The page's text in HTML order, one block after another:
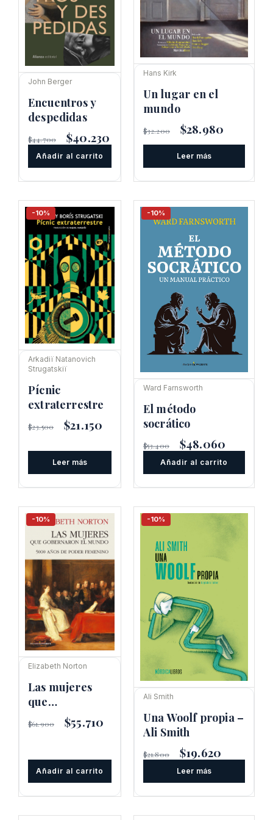
Encuentros y
despedidas
John Berger
$44.700
El
precio
original
era:
$44.700.
$40.230
precio
es:
$40.230.
Añadir al carrito
Un lugar en el
mundo
Hans Kirk
$32.200
El
precio
era:
$32.200.
$28.980
$28.980.
Leer más
-10%
Pícnic
extraterrestre
Arkadiï Natanovich
Strugatskiï
$23.500
El
precio
$23.500.
$21.150
Leer más
-10%
El método
socrático
Ward Farnsworth
$53.400
El
precio
original
era:
$53.400.
$48.060
precio
actual
es:
$48.060.
Añadir al carrito
-10%
Las mujeres
que
gobernaron el
mundo
Elizabeth Norton
$61.900
El
precio
$55.710
Añadir al carrito
-10%
Una Woolf propia –
Ali Smith
Ali Smith
$21.800
El
precio
original
era:
$21.800.
$19.620
precio
es:
$19.620.
Leer más